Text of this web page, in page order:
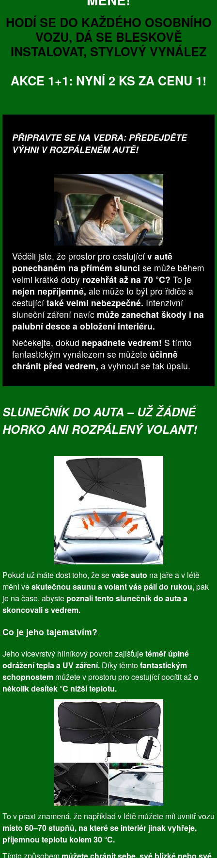
HODÍ SE DO KAŽDÉHO OSOBNÍHO
VOZU, DÁ SE BLESKOVĚ
INSTALOVAT, STYLOVÝ VYNÁLEZ
AKCE 1+1: NYNÍ 2 KS ZA CENU 1!
PŘIPRAVTE SE NA VEDRA: PŘEDEJDĚTE
VÝHNI V ROZPÁLENÉM AUTĚ!
Věděli jste, že prostor pro cestující v autě
ponechaném na přímém slunci se může během
velmi krátké doby rozehřát až na 70 °C? To je
nejen nepříjemné, ale může to být pro řidiče a
cestující také velmi nebezpečné. Intenzivní
sluneční záření navíc může zanechat škody i na
palubní desce a obložení interiéru.
Nečekejte, dokud nepadnete vedrem! S tímto
fantastickým vynálezem se můžete účinně
chránit před vedrem, a vyhnout se tak úpalu.
SLUNEČNÍK DO AUTA – UŽ ŽÁDNÉ
HORKO ANI ROZPÁLENÝ VOLANT!
Pokud už máte dost toho, že sevaše auto na jaře a v létě
mění veskutečnou saunu a volant vás pálí do rukou,pak
je na čase, abyste poznali tento slunečník do auta a
skoncovali s vedrem.
Co je jeho tajemstvím?
Jeho vícevrstvý hliníkový povrch zajišťujetéměř úplné
odrážení tepla a UV záření. Díky těmtofantastickým
schopnostem můžete v prostoru pro cestující pocítit ažo
několik desítek °C nižší teplotu.
To v praxi znamená, že například v létě můžete mít uvnitř vozu
místo 60–70 stupňů, na které se interiér jinak vyhřeje,
příjemnou teplotu kolem 30 °C.
Tímto způsobem můžete chránit sebe, své blízké nebo své